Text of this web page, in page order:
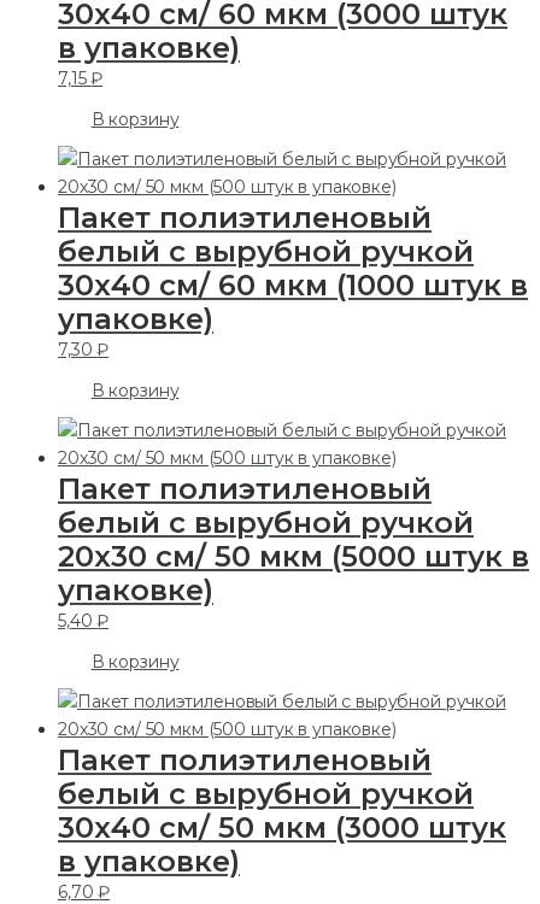
30х40 см/ 60 мкм (3000 штук
в упаковке)
7,15₽
В корзину
Пакет полиэтиленовый
белый с вырубной ручкой
30х40 см/ 60 мкм (1000 штук в
упаковке)
7,30₽
В корзину
Пакет полиэтиленовый
белый с вырубной ручкой
20х30 см/ 50 мкм (5000 штук в
упаковке)
5,40₽
В корзину
Пакет полиэтиленовый
белый с вырубной ручкой
30х40 см/ 50 мкм (3000 штук
в упаковке)
6,70₽